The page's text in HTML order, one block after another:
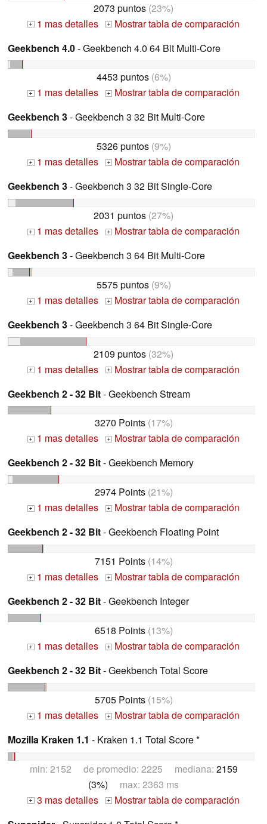
2073 puntos (23%)
+ 1 mas detalles +
Mostrar tabla de comparación
Geekbench 4.0- Geekbench 4.0 64 Bit Multi-Core
4453 puntos(6%)
+ 1 mas detalles +
Mostrar tabla de comparación
Geekbench 3- Geekbench 3 32 Bit Multi-Core
5326 puntos(9%)
+ 1 mas detalles +
Mostrar tabla de comparación
Geekbench 3- Geekbench 3 32 Bit Single-Core
2031 puntos (27%)
+ 1 mas detalles +
Mostrar tabla de comparación
Geekbench 3- Geekbench 3 64 Bit Multi-Core
5575 puntos(9%)
+ 1 mas detalles +
Mostrar tabla de comparación
Geekbench 3- Geekbench 3 64 Bit Single-Core
2109 puntos (32%)
+ 1 mas detalles +
Mostrar tabla de comparación
Geekbench 2 - 32 Bit- Geekbench Stream
3270 Points(17%)
+ 1 mas detalles +
Mostrar tabla de comparación
Geekbench 2 - 32 Bit- Geekbench Memory
2974 Points(21%)
+ 1 mas detalles +
Mostrar tabla de comparación
Geekbench 2 - 32 Bit- Geekbench Floating Point
7151 Points(14%)
+ 1 mas detalles +
Mostrar tabla de comparación
Geekbench 2 - 32 Bit- Geekbench Integer
6518 Points(13%)
+ 1 mas detalles +
Mostrar tabla de comparación
Geekbench 2 - 32 Bit- Geekbench Total Score
5705 Points(15%)
+ 1 mas detalles +
Mostrar tabla de comparación
Mozilla Kraken 1.1 - Kraken 1.1 Total Score *
min: 2152 de promedio: 2225 mediana: 2159
(3%) max: 2363 ms
+ 3 mas detalles +
Mostrar tabla de comparación